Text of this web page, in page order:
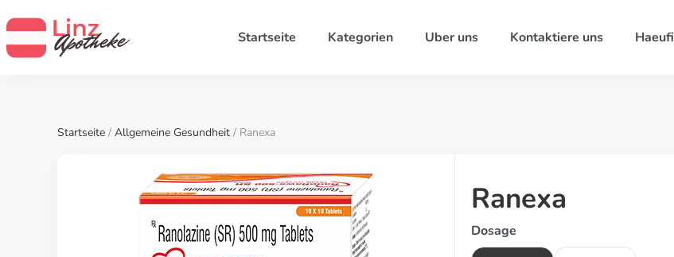
Startseite Kategorien Uber uns Kontaktiere uns
Startseite / Allgemeine Gesundheit / Ranexa
Ranexa
Dosage